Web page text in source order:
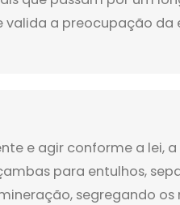
valida a preocupação da
e agir conforme a lei, a
para entulhos,
segregando os